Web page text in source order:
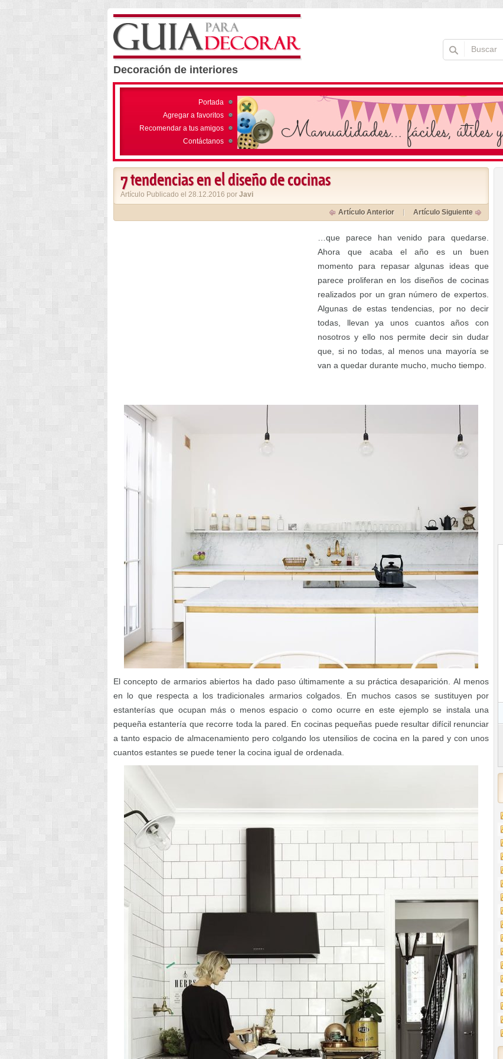
Decoración de interiores
Portada
Agregar a favoritos
Recomendar a tus amigos
Contáctanos
7 tendencias en el diseño de cocinas
Artículo Publicado el 28.12.2016 por Javi
Artículo Anterior Artículo Siguiente
…que parece han venido para quedarse.
Ahora que acaba el año es un buen
momento para repasar algunas ideas que
parece proliferan en los diseños de cocinas
realizados por un gran número de expertos.
Algunas de estas tendencias, por no decir
todas, llevan ya unos cuantos años con
nosotros y ello nos permite decir sin dudar
que, si no todas, al menos una mayoría se
van a quedar durante mucho, mucho tiempo.
El concepto de armarios abiertos ha dado paso últimamente a su práctica desaparición. Al menos
en lo que respecta a los tradicionales armarios colgados. En muchos casos se sustituyen por
estanterías que ocupan más o menos espacio o como ocurre en este ejemplo se instala una
pequeña estantería que recorre toda la pared. En cocinas pequeñas puede resultar difícil renunciar
a tanto espacio de almacenamiento pero colgando los utensilios de cocina en la pared y con unos
cuantos estantes se puede tener la cocina igual de ordenada.